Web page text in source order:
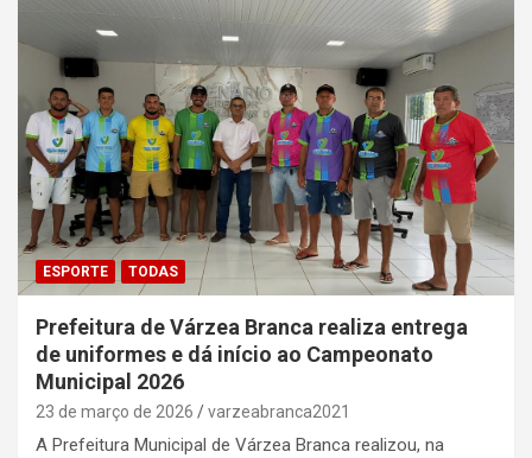
ESPORTE TODAS
Prefeitura de Várzea Branca realiza entrega
de uniformes e dá início ao Campeonato
Municipal 2026
23 de março de 2026 varzeabranca2021
A Prefeitura Municipal de Várzea Branca realizou, na